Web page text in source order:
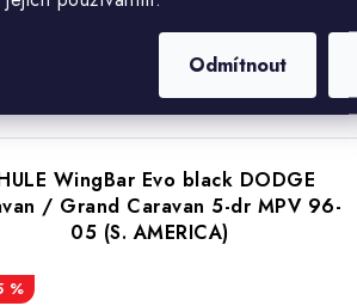
Odmítnout
WingBar Evo black DODGE
/ Grand Caravan 5-dr MPV 96-
05 (S. AMERICA)
%